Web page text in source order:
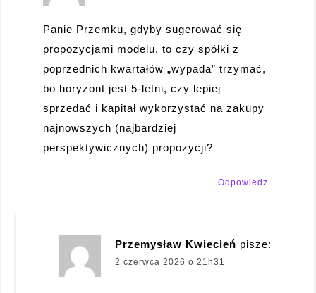
Panie Przemku, gdyby sugerować się
propozycjami modelu, to czy spółki z
poprzednich kwartałów „wypada” trzymać,
bo horyzont jest 5-letni, czy lepiej
sprzedać i kapitał wykorzystać na zakupy
najnowszych (najbardziej
perspektywicznych) propozycji?
Odpowiedz
Przemysław Kwiecień pisze:
2 czerwca 2026 o 21h31